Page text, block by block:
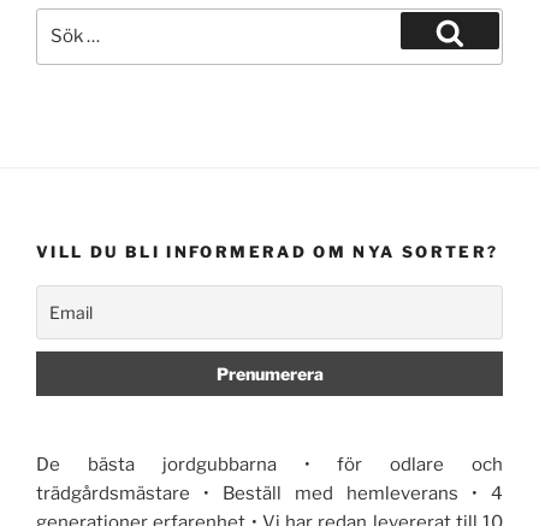
efter:
VILL DU BLI INFORMERAD OM NYA SORTER?
De bästa jordgubbarna • för odlare och
trädgårdsmästare • Beställ med hemleverans • 4